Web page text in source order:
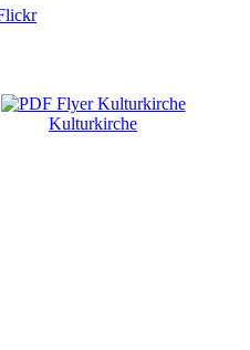
Kulturkirche